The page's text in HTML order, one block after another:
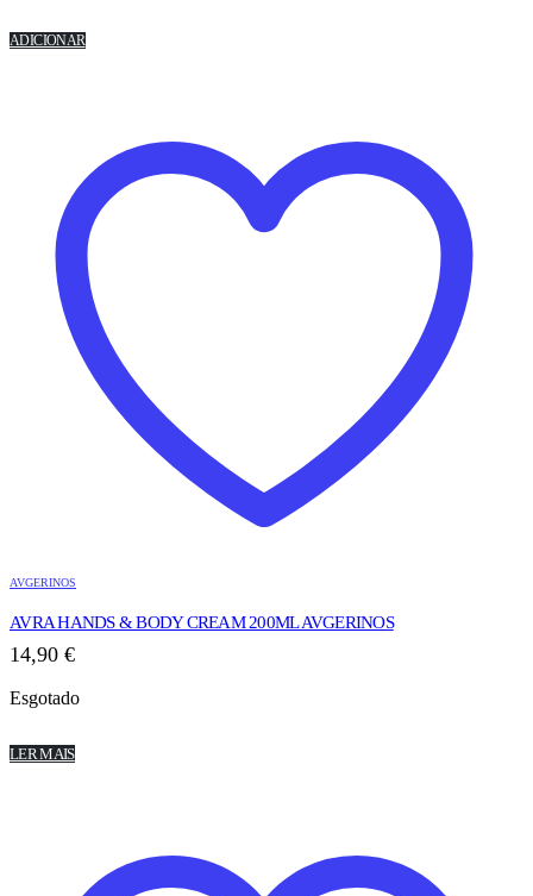
ADICIONAR
AVGERINOS
AVRA HANDS & BODY CREAM 200ML AVGERINOS
14,90 €
Esgotado
LER MAIS